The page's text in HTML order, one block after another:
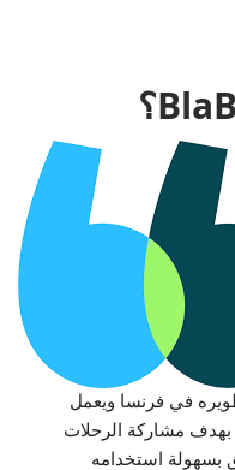
في فرنسا ويعمل
بهدف مشاركة الرحلات
بسهولة استخدامه